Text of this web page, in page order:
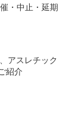
・中止・延期
アスレチック
紹介